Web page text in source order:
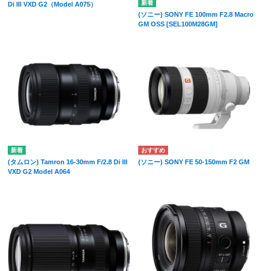
Di III VXD G2（Model A075）
(ソニー) SONY FE 100mm F2.8 Macro
GM OSS [SEL100M28GM]
(タムロン) Tamron 16-30mm F/2.8 Di III
VXD G2 Model A064
(ソニー) SONY FE 50-150mm F2 GM